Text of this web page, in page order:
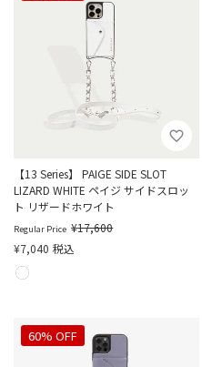
【13 Series】 PAIGE SIDE SLOT
LIZARD WHITE ペイジ サイドスロッ
ト リザードホワイト
Regular Price ¥17,600
¥7,040 税込
60% OFF